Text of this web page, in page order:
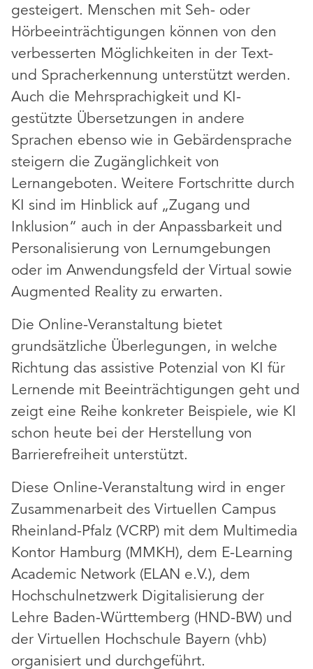
gesteigert. Menschen mit Seh- oder
Hörbeeinträchtigungen können von den
verbesserten Möglichkeiten in der Text-
und Spracherkennung unterstützt werden.
Auch die Mehrsprachigkeit und KI-
gestützte Übersetzungen in andere
Sprachen ebenso wie in Gebärdensprache
steigern die Zugänglichkeit von
Lernangeboten. Weitere Fortschritte durch
KI sind im Hinblick auf „Zugang und
Inklusion“ auch in der Anpassbarkeit und
Personalisierung von Lernumgebungen
oder im Anwendungsfeld der Virtual sowie
Augmented Reality zu erwarten.
Die Online-Veranstaltung bietet
grundsätzliche Überlegungen, in welche
Richtung das assistive Potenzial von KI für
Lernende mit Beeinträchtigungen geht und
zeigt eine Reihe konkreter Beispiele, wie KI
schon heute bei der Herstellung von
Barrierefreiheit unterstützt.
Diese Online-Veranstaltung wird in enger
Zusammenarbeit des Virtuellen Campus
Rheinland-Pfalz (VCRP) mit dem Multimedia
Kontor Hamburg (MMKH), dem E-Learning
Academic Network (ELAN e.V.), dem
Hochschulnetzwerk Digitalisierung der
Lehre Baden-Württemberg (HND-BW) und
der Virtuellen Hochschule Bayern (vhb)
organisiert und durchgeführt.